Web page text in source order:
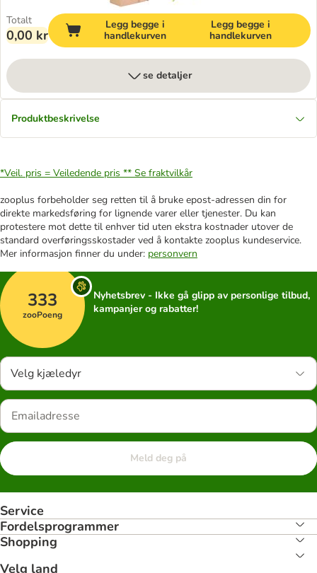
Totalt
0,00 kr
Legg begge i
handlekurven
Legg begge i
handlekurven
se detaljer
Produktbeskrivelse
*Veil. pris = Veiledende pris ** Se fraktvilkår
zooplus forbeholder seg retten til å bruke epost-adressen din for
direkte markedsføring for lignende varer eller tjenester. Du kan
protestere mot dette til enhver tid uten ekstra kostnader utover de
standard overføringsskostader ved å kontakte zooplus kundeservice.
Mer informasjon finner du under: personvern
333
zooPoeng
Nyhetsbrev - Ikke gå glipp av personlige tilbud,
kampanjer og rabatter!
Velg kjæledyr
Meld deg på
Service
Fordelsprogrammer
Shopping
Velg land